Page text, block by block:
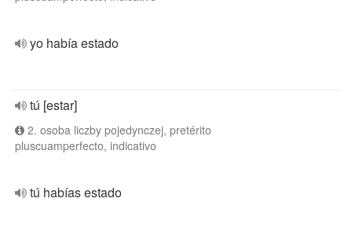
yo había estado
tú [estar]
2. osoba liczby pojedynczej, pretérito
pluscuamperfecto, indicativo
tú habías estado